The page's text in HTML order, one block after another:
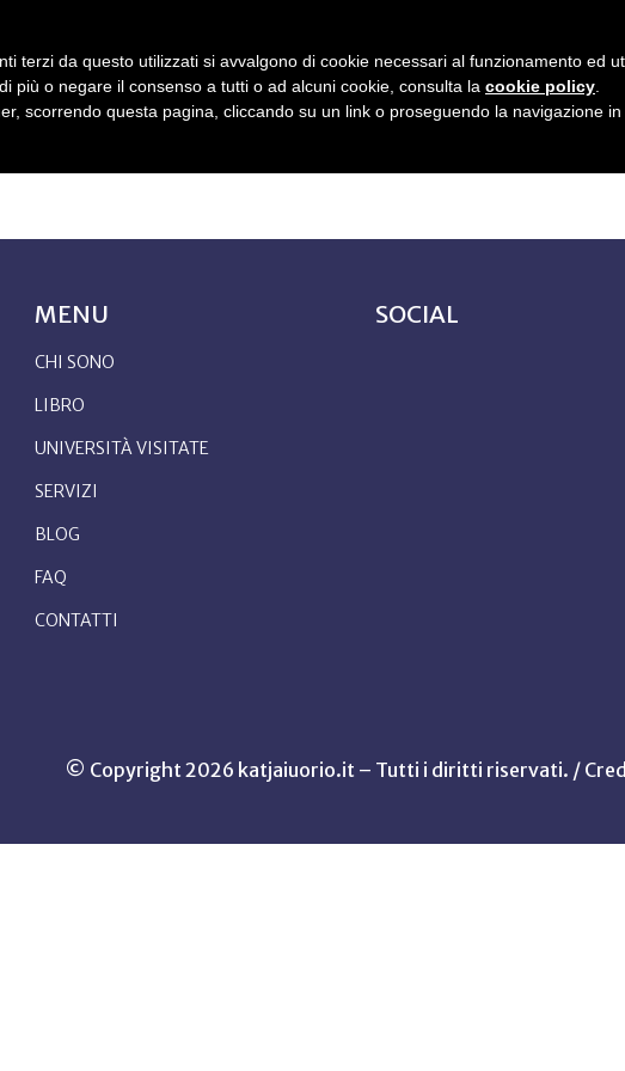
SONOLIBROUNIVERSITÀ VISITATESERVIZIBLOGFAQCONTATTI
MENU
CHI SONO
LIBRO
UNIVERSITÀ VISITATE
SERVIZI
BLOG
FAQ
CONTATTI
SOCIAL
© Copyright 2026 katjaiuorio.it – Tutti i diritti riservati. /
terzi da questo utilizzati si avvalgono di cookie necessari al funzionamento ed
più o negare il consenso a tutti o ad alcuni cookie, consulta la cookie policy
scorrendo questa pagina, cliccando su un link o proseguendo la navigazione